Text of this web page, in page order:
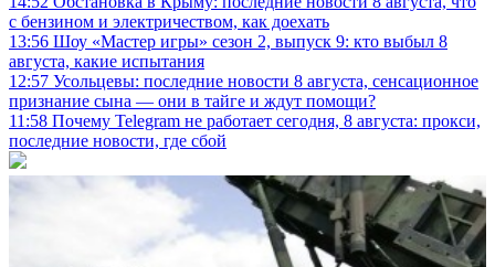
с бензином и электричеством, как доехать
13:56 Шоу «Мастер игры» сезон 2, выпуск 9: кто выбыл 8
августа, какие испытания
12:57 Усольцевы: последние новости 8 августа, сенсационное
признание сына — они в тайге и ждут помощи?
11:58 Почему Telegram не работает сегодня, 8 августа: прокси,
последние новости, где сбой